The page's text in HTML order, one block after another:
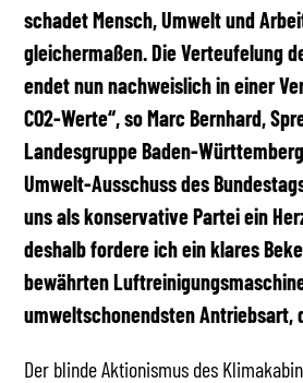
MEDIATHEK
schadet Mensch, Umwelt und
gleichermaßen. Die Verteufelung
endet nun nachweislich in einer
CO2-Werte“, so Marc Bernhard,
Landesgruppe Baden-
Umwelt-Ausschuss des
uns als konservative Partei ein
deshalb fordere ich ein klares
bewährten
umweltschonendsten Antriebsart,
Der blinde Aktionismus des